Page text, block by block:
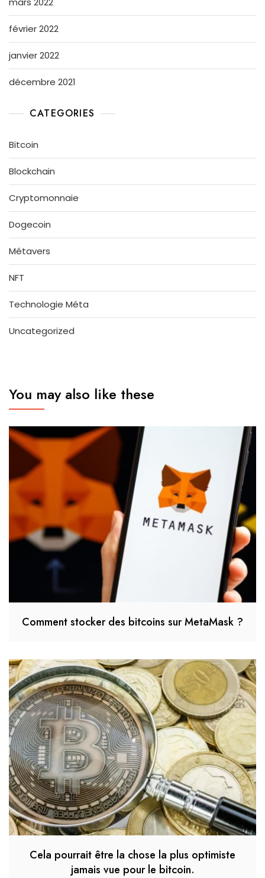
février 2022
janvier 2022
décembre 2021
CATEGORIES
Bitcoin
Blockchain
Cryptomonnaie
Dogecoin
Métavers
NFT
Technologie Méta
Uncategorized
You may also like these
Comment stocker des bitcoins sur MetaMask ?
Cela pourrait être la chose la plus optimiste
jamais vue pour le bitcoin.